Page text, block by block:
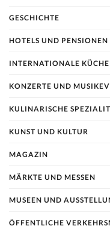
GESCHICHTE
HOTELS UND PENSIONEN
INTERNATIONALE KÜCHE
KONZERTE UND
KULINARISCHE
KUNST UND KULTUR
MAGAZIN
MÄRKTE UND MESSEN
MUSEEN UND
ÖFFENTLICHE